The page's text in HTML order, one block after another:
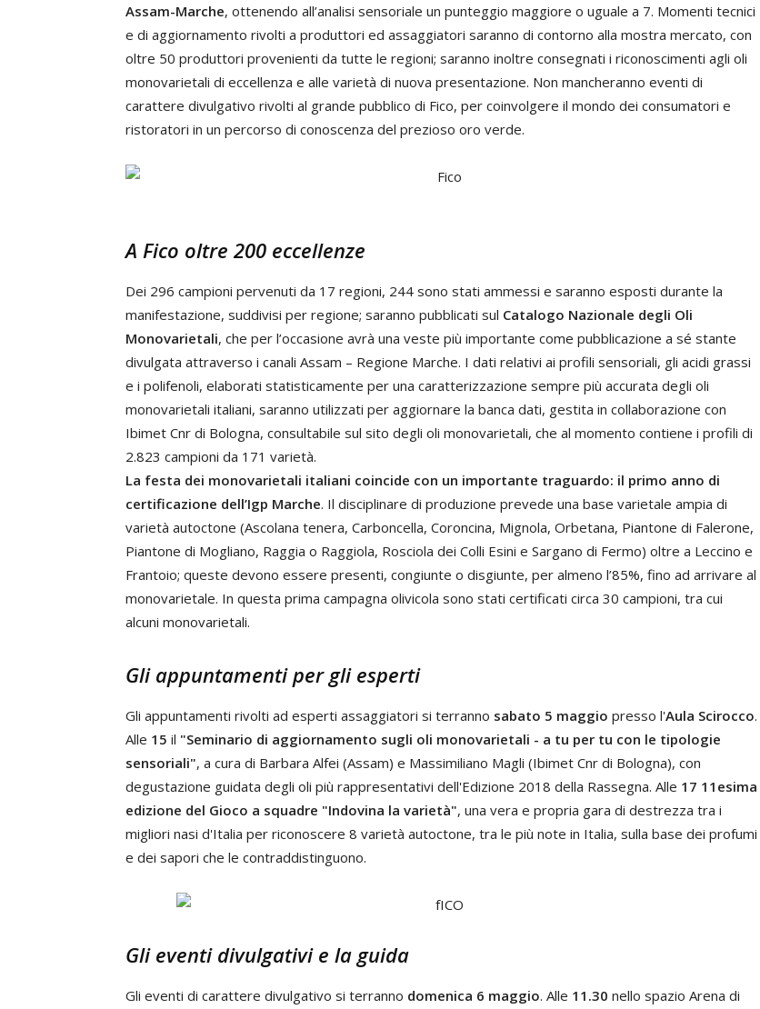
Assam-Marche, ottenendo all’analisi sensoriale un punteggio maggiore o uguale a 7. Momenti tecnici
e di aggiornamento rivolti a produttori ed assaggiatori saranno di contorno alla mostra mercato, con
oltre 50 produttori provenienti da tutte le regioni; saranno inoltre consegnati i riconoscimenti agli oli
monovarietali di eccellenza e alle varietà di nuova presentazione. Non mancheranno eventi di
carattere divulgativo rivolti al grande pubblico di Fico, per coinvolgere il mondo dei consumatori e
ristoratori in un percorso di conoscenza del prezioso oro verde.
A Fico oltre 200 eccellenze
Dei 296 campioni pervenuti da 17 regioni, 244 sono stati ammessi e saranno esposti durante la
manifestazione, suddivisi per regione; saranno pubblicati sul Catalogo Nazionale degli Oli
Monovarietali, che per l’occasione avrà una veste più importante come pubblicazione a sé stante
divulgata attraverso i canali Assam – Regione Marche. I dati relativi ai profili sensoriali, gli acidi grassi
e i polifenoli, elaborati statisticamente per una caratterizzazione sempre più accurata degli oli
monovarietali italiani, saranno utilizzati per aggiornare la banca dati, gestita in collaborazione con
Ibimet Cnr di Bologna, consultabile sul sito degli oli monovarietali, che al momento contiene i profili di
2.823 campioni da 171 varietà.
La festa dei monovarietali italiani coincide con un importante traguardo: il primo anno di
certificazione dell’Igp Marche. Il disciplinare di produzione prevede una base varietale ampia di
varietà autoctone (Ascolana tenera, Carboncella, Coroncina, Mignola, Orbetana, Piantone di Falerone,
Piantone di Mogliano, Raggia o Raggiola, Rosciola dei Colli Esini e Sargano di Fermo) oltre a Leccino e
Frantoio; queste devono essere presenti, congiunte o disgiunte, per almeno l’85%, fino ad arrivare al
monovarietale. In questa prima campagna olivicola sono stati certificati circa 30 campioni, tra cui
alcuni monovarietali.
Gli appuntamenti per gli esperti
Gli appuntamenti rivolti ad esperti assaggiatori si terranno sabato 5 maggio presso l'Aula Scirocco.
Alle 15 il "Seminario di aggiornamento sugli oli monovarietali - a tu per tu con le tipologie
sensoriali", a cura di Barbara Alfei (Assam) e Massimiliano Magli (Ibimet Cnr di Bologna), con
degustazione guidata degli oli più rappresentativi dell'Edizione 2018 della Rassegna. Alle 17 11esima
edizione del Gioco a squadre "Indovina la varietà", una vera e propria gara di destrezza tra i
migliori nasi d'Italia per riconoscere 8 varietà autoctone, tra le più note in Italia, sulla base dei profumi
e dei sapori che le contraddistinguono.
Gli eventi divulgativi e la guida
Gli eventi di carattere divulgativo si terranno domenica 6 maggio. Alle 11.30 nello spazio Arena di